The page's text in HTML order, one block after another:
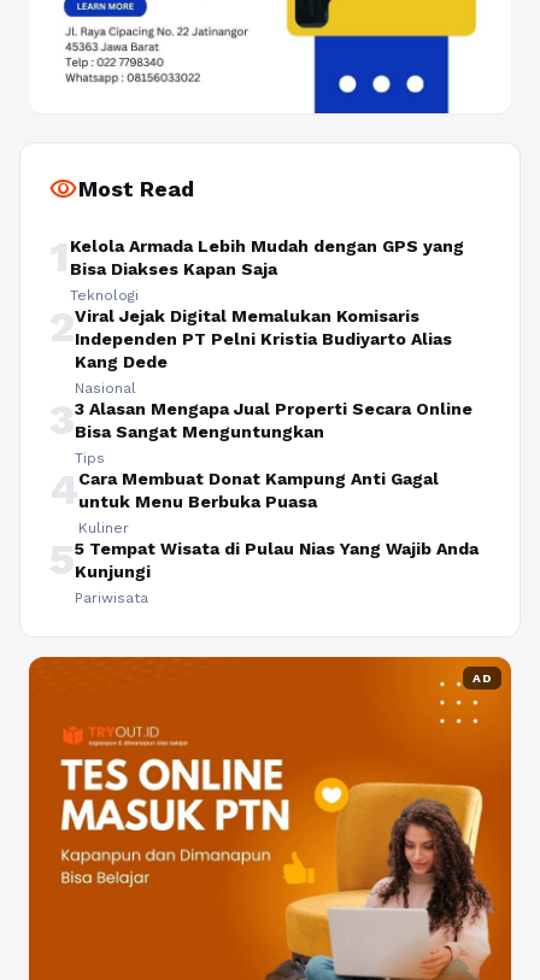
visibilityMost Read
1 Kelola Armada Lebih Mudah dengan GPS yang
Bisa Diakses Kapan Saja
Teknologi
2Viral Jejak Digital Memalukan Komisaris
Independen PT Pelni Kristia Budiyarto Alias
Kang Dede
Nasional
33 Alasan Mengapa Jual Properti Secara Online
Bisa Sangat Menguntungkan
Tips
4Cara Membuat Donat Kampung Anti Gagal
untuk Menu Berbuka Puasa
Kuliner
55 Tempat Wisata di Pulau Nias Yang Wajib Anda
Kunjungi
Pariwisata
AD